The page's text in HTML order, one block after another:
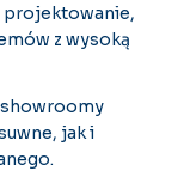
projektowanie,
z wysoką
jak i